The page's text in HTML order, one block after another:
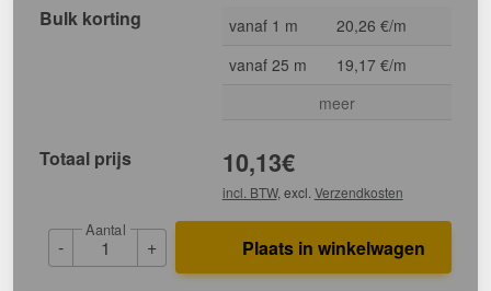
Bulk korting
vanaf 1 m
20,26 €/m
vanaf 25 m
19,17 €/m
meer
Totaal prijs 10,13€
incl. BTW, excl. Verzendkosten
-
Aantal
+ Plaats in winkelwagen